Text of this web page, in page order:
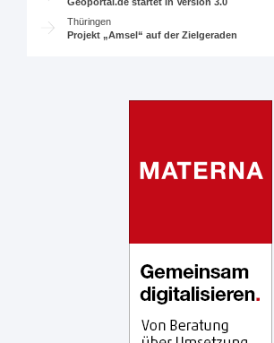
Thüringen
Projekt „Amsel“ auf der Zielgeraden